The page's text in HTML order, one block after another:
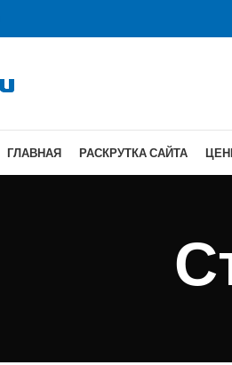
ГЛАВНАЯ РАСКРУТКА САЙТА